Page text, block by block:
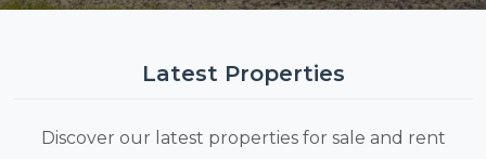
Latest Properties
Discover our latest properties for sale and rent